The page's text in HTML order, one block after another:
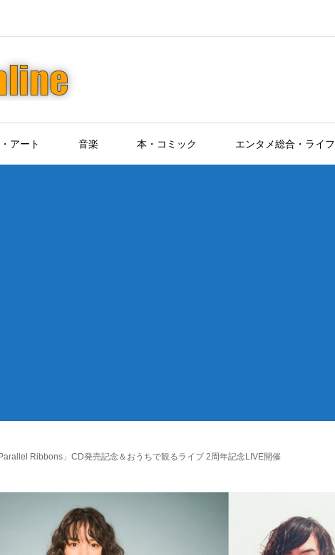
アート 音楽 本・コミック エンタメ総合・ライフ
Ribbons」CD発売記念＆おうちで観るライブ 2周年記念LIVE開催